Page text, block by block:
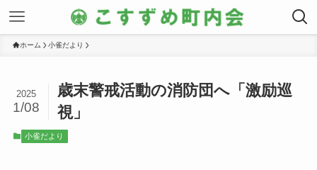
ホーム 小雀だより
歳末警戒活動の消防団へ「激励巡
視」
2025
1/08
小雀だより